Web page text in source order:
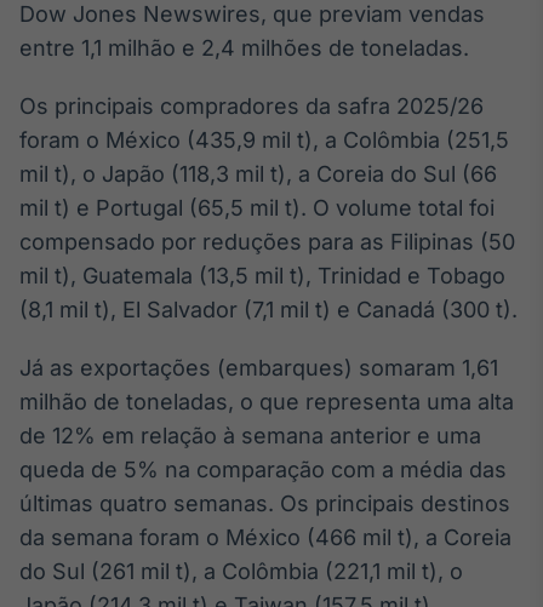
dados
Ticker
Cotações e
headlines de
notícias
Broadcast
Widgets
Componentes
funcionalidades
Broadcast
Wallboard
Conteúdos e
dados para
displays e telas
Dow Jones Newswires, que previam vendas
entre 1,1 milhão e 2,4 milhões de toneladas.
Os principais compradores da safra 2025/26
foram o México (435,9 mil t), a Colômbia (251,5
mil t), o Japão (118,3 mil t), a Coreia do Sul (66
mil t) e Portugal (65,5 mil t). O volume total foi
compensado por reduções para as Filipinas (50
mil t), Guatemala (13,5 mil t), Trinidad e Tobago
(8,1 mil t), El Salvador (7,1 mil t) e Canadá (300 t).
Já as exportações (embarques) somaram 1,61
milhão de toneladas, o que representa uma alta
de 12% em relação à semana anterior e uma
queda de 5% na comparação com a média das
últimas quatro semanas. Os principais destinos
da semana foram o México (466 mil t), a Coreia
do Sul (261 mil t), a Colômbia (221,1 mil t), o